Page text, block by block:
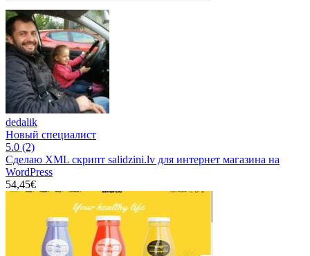
dedalik
Новый специалист
5.0 (2)
Сделаю XML скрипт salidzini.lv для интернет магазина на
WordPress
54,45€